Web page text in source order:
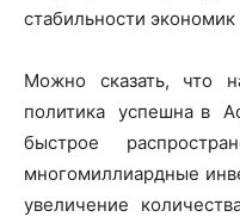
стабильности экономик
Можно сказать, что
политика успешна в
быстрое
многомиллиардные
увеличение